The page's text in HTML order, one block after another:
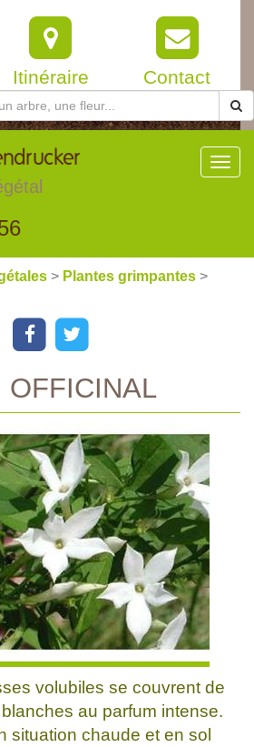
Itinéraire Contact
> Plantes grimpantes >
OFFICINAL
volubiles se couvrent de
au parfum intense.
situation chaude et en sol